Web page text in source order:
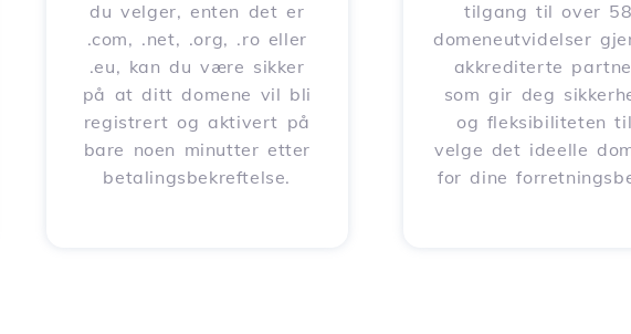
du velger, enten det er
.com, .net, .org, .ro eller
.eu, kan du være sikker
på at ditt domene vil bli
registrert og aktivert på
bare noen minutter etter
betalingsbekreftelse.
tilgang til over
domeneutvidelser
akkrediterte
som gir deg
og fleksibiliteten
velge det ideelle
for dine